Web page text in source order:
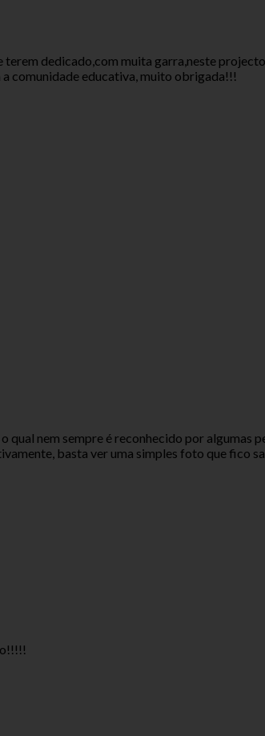
dedicado,com muita garra,neste
comunidade educativa, muito obrigada!!!
nem sempre é reconhecido por algumas
basta ver uma simples foto que fico